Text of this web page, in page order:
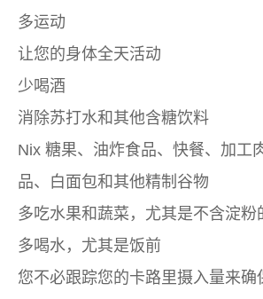
多运动
让您的身体全天活动
少喝酒
消除苏打水和其他含糖饮料
Nix 糖果、油炸食品、快餐、加工
品、白面包和其他精制谷物
多吃水果和蔬菜，尤其是不含淀粉
多喝水，尤其是饭前
您不必跟踪您的卡路里摄入量来确